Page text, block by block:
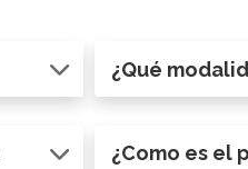
¿Qué
¿Como es el